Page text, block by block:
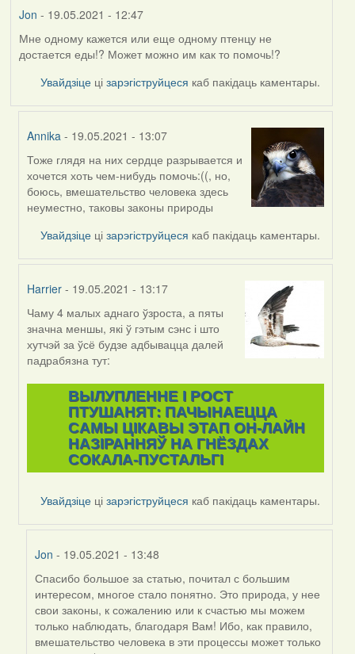
Jon - 19.05.2021 - 12:47
Мне одному кажется или еще одному птенцу не
достается еды!? Может можно им как то помочь!?
Увайдзіце цізарэгіструйцеся каб пакідаць каментары.
Annika - 19.05.2021 - 13:07
In
reply
to
by
Jon
Тоже глядя на них сердце разрывается и
хочется хоть чем-нибудь помочь:((, но,
боюсь, вмешательство человека здесь
неуместно, таковы законы природы
Увайдзіце цізарэгіструйцеся каб пакідаць каментары.
Harrier - 19.05.2021 - 13:17
In
reply
to
by
Jon
Чаму 4 малых аднаго ўзроста, а пяты
значна меншы, які ў гэтым сэнс і што
хутчэй за ўсё будзе адбывацца далей
падрабязна тут:
ВЫЛУПЛЕННЕ I РОСТ
ПТУШАНЯТ: ПАЧЫНАЕЦЦА
САМЫ ЦІКАВЫ ЭТАП ОН-ЛАЙН
НАЗІРАННЯЎ НА ГНЁЗДАХ
СОКАЛА-ПУСТАЛЬГІ
Увайдзіце цізарэгіструйцеся каб пакідаць каментары.
Jon - 19.05.2021 - 13:48
In
reply
to
by
Harrier
Спасибо большое за статью, почитал с большим
интересом, многое стало понятно. Это природа, у нее
свои законы, к сожалению или к счастью мы можем
только наблюдать, благодаря Вам! Ибо, как правило,
вмешательство человека в эти процессы может только